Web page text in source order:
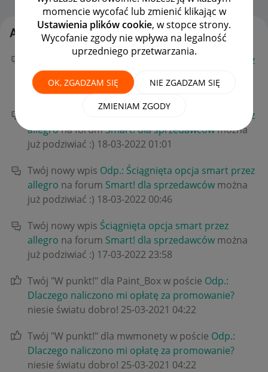
momencie wycofać lub zmienić klikając w
Ustawienia plików cookie, w stopce strony.
Wycofanie zgody nie wpływa na legalność
uprzedniego przetwarzania.
OK, ZGADZAM SIĘ NIE ZGADZAM SIĘ
ZMIENIAM ZGODY
Aktywność Jardi7
Twój nowy wpis
Odp.: Ściągnięta opcja smart przez
allegrona forumSmart! dla sprzedawców
już podziwiać :)‎18-03-2022
01:10
Odp.: Ściągnięta opcja smart przez
allegrona forumSmart! dla sprzedawcówmożna
już podziwiać :) ‎18-03-2022 01:01
Twój nowy wpis Odp.: Ściągnięta opcja smart przez
allegro na forum Smart! dla sprzedawców można
już podziwiać :) ‎18-03-2022 00:46
Twój nowy wpis Ściągnięta opcja smart przez
allegro na forum Smart! dla sprzedawców można
już podziwiać :) ‎17-03-2022 23:58
Twój "W punkt!" dla Paint_Box w poście Odp.:
Dlaczego naliczono mi opłatę za promowanie?
niesie światu dobro! ‎25-03-2021 04:22
Twój "W punkt!" dla mwmonety w poście Odp.:
Dlaczego naliczono mi opłatę za promowanie?
niesie światu dobro! ‎25-03-2021 04:22